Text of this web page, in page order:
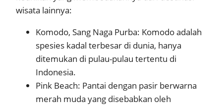
wisata lainnya:
Komodo, Sang Naga Purba: Komodo adalah
spesies kadal terbesar di dunia, hanya
ditemukan di pulau-pulau tertentu di
Indonesia.
Pink Beach: Pantai dengan pasir berwarna
merah muda yang disebabkan oleh